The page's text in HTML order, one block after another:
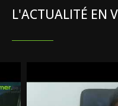
L'ACTUALITÉ EN